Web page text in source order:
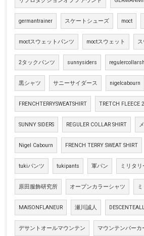
germantrainer スケートシューズ moct
moctスウェットパンツ moctスウェット
2タックパンツ sunnysiders
黒シャツ サニーサイダース nigelcabourn
FRENCHTERRYSWEATSHIRT TRETCH FLEECE
SUNNY SIDERS REGULER COLLAR SHIRT
Nigel Cabourn FRENCH TERRY SWEAT SHIRT
tukiパンツ tukipants 軍パン ミリタ
原田服飾研究所 オープンカラーシャツ
MAISONFLANEUR 瀬川誠人
デサントオールマウンテン マウンテンパーカ